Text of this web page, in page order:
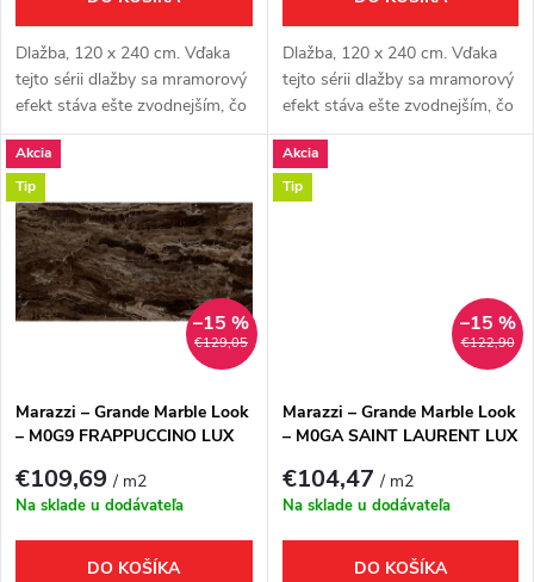
o
d
u
k
t
o
v
d
u
k
t
o
Dlažba, 120 x 240 cm. Vďaka
tejto sérii dlažby sa mramorový
efekt stáva ešte zvodnejším, čo
prináša projekty, ktoré sú
ambiciózne z hľadiska veľkosti a
túžob.
Dlažba, 120 x 240 cm. Vďaka
tejto sérii dlažby sa mramorový
efekt stáva ešte zvodnejším, čo
prináša projekty, ktoré sú
ambiciózne z hľadiska veľkosti a
túžob.
Akcia
Tip
€129,05
–15 %
Marazzi – Grande Marble Look
– M0G9 FRAPPUCCINO LUX
€109,69/ m2
Na sklade u dodávateľa
DO KOŠÍKA
Akcia
Tip
€122,90
–15 %
Marazzi – Grande Marble Look
– M0GA SAINT LAURENT LUX
€104,47/ m2
Na sklade u dodávateľa
DO KOŠÍKA